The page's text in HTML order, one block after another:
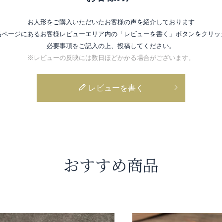
お人形をご購入いただいたお客様の声を紹介しております
ージにあるお客様レビューエリア内の 「レビューを書く」ボタンをクリ
必要事項をご記入の上、投稿してください。
※レビューの反映には数日ほどかかる場合がございます。
レビューを書く
おすすめ商品